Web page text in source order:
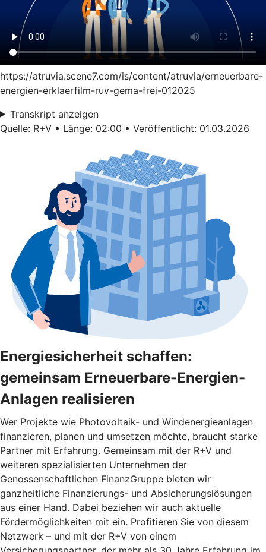
https://atruvia.scene7.com/is/content/atruvia/erneuerbare-
energien-erklaerfilm-ruv-gema-frei-012025
Transkript anzeigen
Quelle: R+V • Länge: 02:00 • Veröffentlicht: 01.03.2026
Energiesicherheit schaffen:
gemeinsam Erneuerbare-Energien-
Anlagen realisieren
Wer Projekte wie Photovoltaik- und Windenergieanlagen
finanzieren, planen und umsetzen möchte, braucht starke
Partner mit Erfahrung. Gemeinsam mit der R+V und
weiteren spezialisierten Unternehmen der
Genossenschaftlichen FinanzGruppe bieten wir
ganzheitliche Finanzierungs- und Absicherungslösungen
aus einer Hand. Dabei beziehen wir auch aktuelle
Fördermöglichkeiten mit ein. Profitieren Sie von diesem
Netzwerk – und mit der R+V von einem